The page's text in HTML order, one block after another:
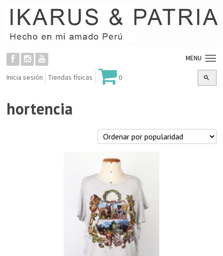
MENU
Inicia sesión Tiendas físicas 0
hortencia